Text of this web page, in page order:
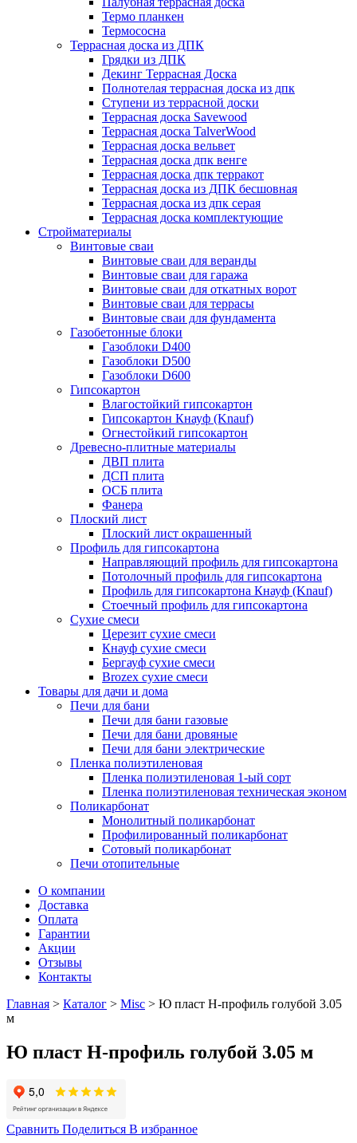
Термо планкен
Термососна
Террасная доска из ДПК
Грядки из ДПК
Декинг Террасная Доска
Полнотелая террасная доска из дпк
Ступени из террасной доски
Террасная доска Savewood
Террасная доска TalverWood
Террасная доска вельвет
Террасная доска дпк венге
Террасная доска дпк терракот
Террасная доска из ДПК бесшовная
Террасная доска из дпк серая
Террасная доска комплектующие
Стройматериалы
Винтовые сваи
Винтовые сваи для веранды
Винтовые сваи для гаража
Винтовые сваи для откатных ворот
Винтовые сваи для террасы
Винтовые сваи для фундамента
Газобетонные блоки
Газоблоки D400
Газоблоки D500
Газоблоки D600
Гипсокартон
Влагостойкий гипсокартон
Гипсокартон Кнауф (Knauf)
Огнестойкий гипсокартон
Древесно-плитные материалы
ДВП плита
ДСП плита
ОСБ плита
Фанера
Плоский лист
Плоский лист окрашенный
Профиль для гипсокартона
Направляющий профиль для гипсокартона
Потолочный профиль для гипсокартона
Профиль для гипсокартона Кнауф (Knauf)
Стоечный профиль для гипсокартона
Сухие смеси
Церезит сухие смеси
Кнауф сухие смеси
Бергауф сухие смеси
Brozex сухие смеси
Товары для дачи и дома
Печи для бани
Печи для бани газовые
Печи для бани дровяные
Печи для бани электрические
Пленка полиэтиленовая
Пленка полиэтиленовая 1-ый сорт
Пленка полиэтиленовая техническая эконом
Поликарбонат
Монолитный поликарбонат
Профилированный поликарбонат
Сотовый поликарбонат
Печи отопительные
О компании
Доставка
Оплата
Гарантии
Акции
Отзывы
Контакты
Главная > Каталог > Misc > Ю пласт Н-профиль голубой 3.05
м
Ю пласт Н-профиль голубой 3.05 м
Сравнить Поделиться В избранное